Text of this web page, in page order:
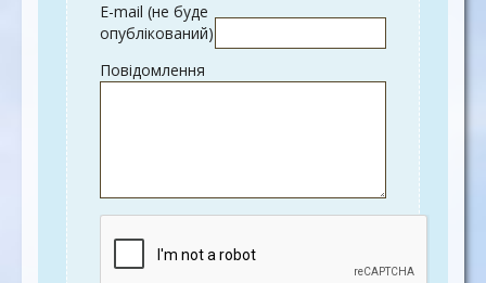
E-mail (не буде
опублікований)
Повідомлення